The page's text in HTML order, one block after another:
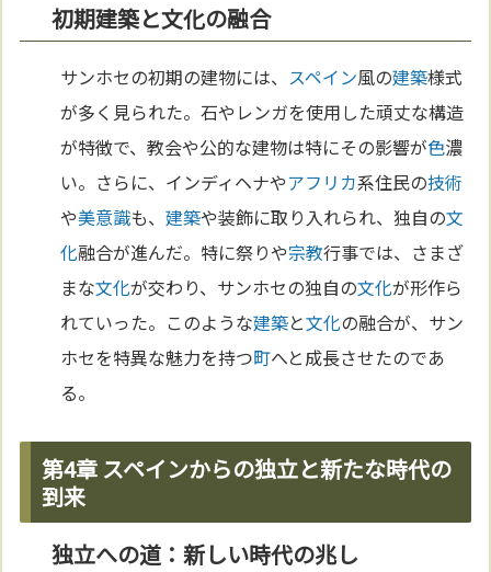
初期建築と文化の融合
サンホセの初期の建物には、 スペイン風の建築様式
が多く見られた。石やレンガを使用した頑丈な構造
が特徴で、教会や公的な建物は特にその影響が色濃
い。さらに、インディヘナやアフリカ系住民の技術
や美意識も、建築や装飾に取り入れられ、独自の文
化融合が進んだ。特に祭りや宗教行事では、さまざ
まな文化が交わり、サンホセの独自の文化が形作ら
れていった。このような建築と文化の融合が、サン
ホセを特異な魅力を持つ町へと成長させたのであ
る。
第4章 スペインからの独立と新たな時代の
到来
独立への道：新しい時代の兆し